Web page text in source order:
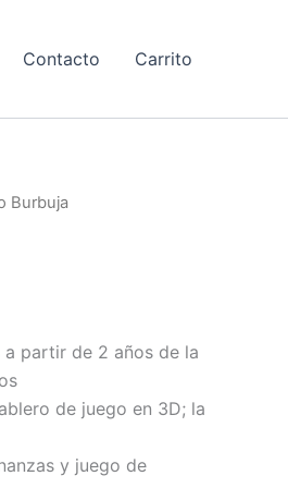
Contacto Carrito
Burbuja
partir de 2 años de la
de juego en 3D; la
y juego de